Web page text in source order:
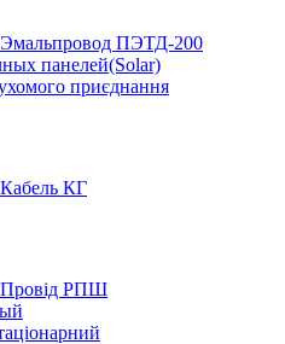
Эмальпровод ПЭТД-200
панелей(Solar)
приєднання
Кабель КГ
Провід РПШ